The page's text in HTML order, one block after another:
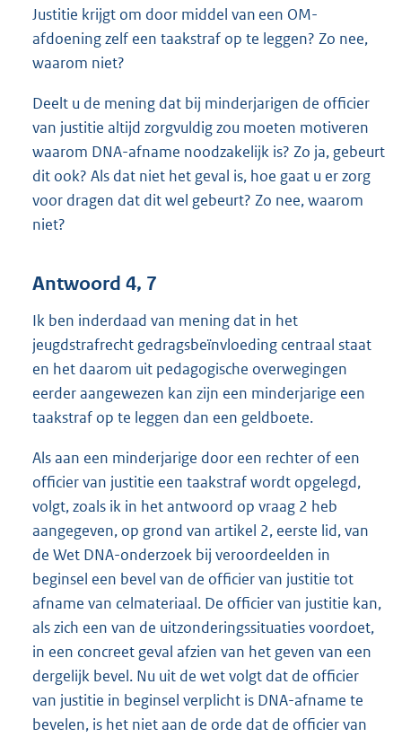
Justitie krijgt om door middel van een OM-
afdoening zelf een taakstraf op te leggen? Zo nee,
waarom niet?
Deelt u de mening dat bij minderjarigen de officier
van justitie altijd zorgvuldig zou moeten motiveren
waarom DNA-afname noodzakelijk is? Zo ja, gebeurt
dit ook? Als dat niet het geval is, hoe gaat u er zorg
voor dragen dat dit wel gebeurt? Zo nee, waarom
niet?
Antwoord 4, 7
Ik ben inderdaad van mening dat in het
jeugdstrafrecht gedragsbeïnvloeding centraal staat
en het daarom uit pedagogische overwegingen
eerder aangewezen kan zijn een minderjarige een
taakstraf op te leggen dan een geldboete.
Als aan een minderjarige door een rechter of een
officier van justitie een taakstraf wordt opgelegd,
volgt, zoals ik in het antwoord op vraag 2 heb
aangegeven, op grond van artikel 2, eerste lid, van
de Wet DNA-onderzoek bij veroordeelden in
beginsel een bevel van de officier van justitie tot
afname van celmateriaal. De officier van justitie kan,
als zich een van de uitzonderingssituaties voordoet,
in een concreet geval afzien van het geven van een
dergelijk bevel. Nu uit de wet volgt dat de officier
van justitie in beginsel verplicht is DNA-afname te
bevelen, is het niet aan de orde dat de officier van